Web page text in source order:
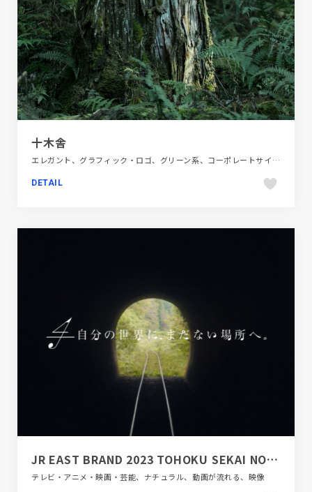
十木舎
エレガント、グラフィック・ロゴ、グリーン系、コーポレートサイト、シンプル、ナチュラル、ブラウン系、ブランド・サービスサイト、大きめ写真、建設・住宅・不動産、映像
DETAIL
JR EAST BRAND 2023 TOHOKU SEKAI NO HIROSA
テレビ・アニメ・映画・芸能、ナチュラル、動画が流れる、映像